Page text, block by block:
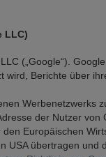
LLC)
(„Google“).
Berichte über
Werbenetzwerks
der Nutzer
Europäischen
USA übertragen und